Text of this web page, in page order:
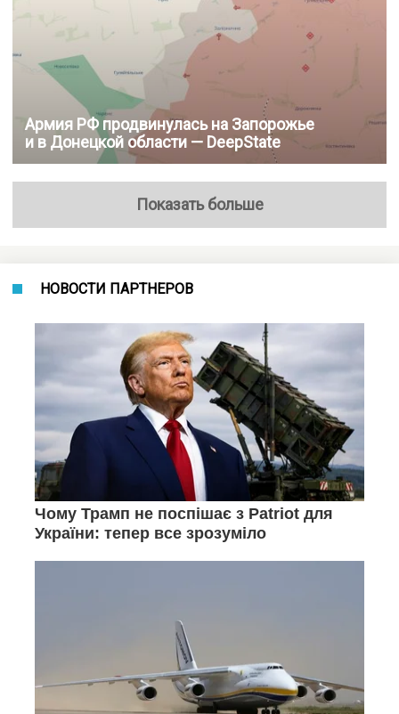
Армия РФ продвинулась на Запорожье
и в Донецкой области — DeepState
Показать больше
НОВОСТИ ПАРТНЕРОВ